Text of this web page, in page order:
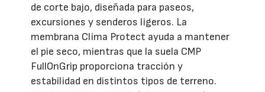
de corte bajo, diseñada para paseos,
excursiones y senderos ligeros. La
membrana Clima Protect ayuda a mantener
el pie seco, mientras que la suela CMP
FullOnGrip proporciona tracción y
estabilidad en distintos tipos de terreno.